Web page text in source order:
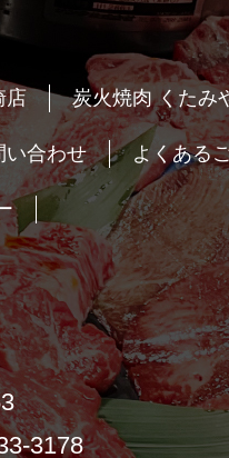
店 炭火焼肉 くたみ
い合わせ よくある
3178